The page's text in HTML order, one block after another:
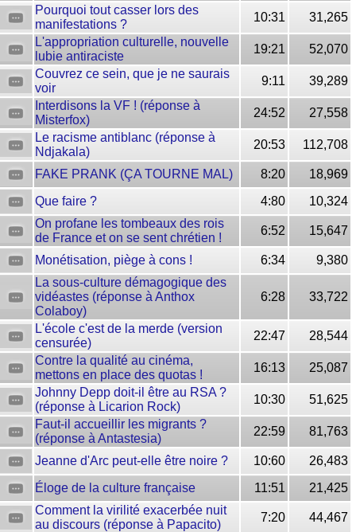
Pourquoi tout casser lors des
manifestations ?
10:31
31,265
L'appropriation culturelle, nouvelle
lubie antiraciste
19:21
52,070
Couvrez ce sein, que je ne saurais
voir
9:11
39,289
Interdisons la VF ! (réponse à
Misterfox)
24:52
27,558
Le racisme antiblanc (réponse à
Ndjakala)
20:53 112,708
FAKE PRANK (ÇA TOURNE MAL) 8:20
18,969
Que faire ?
4:80
10,324
On profane les tombeaux des rois
de France et on se sent chrétien !
6:52 15,647
Monétisation, piège à cons ! 6:34
9,380
La sous-culture démagogique des
vidéastes (réponse à Anthox
Colaboy)
6:28 33,722
L'école c'est de la merde (version
censurée)
22:47
28,544
Contre la qualité au cinéma,
mettons en place des quotas !
16:13
25,087
Johnny Depp doit-il être au RSA ?
(réponse à Licarion Rock)
10:30
51,625
Faut-il accueillir les migrants ?
(réponse à Antastesia)
22:59 81,763
Jeanne d'Arc peut-elle être noire ? 10:60
26,483
Éloge de la culture française
11:51
21,425
Comment la virilité exacerbée nuit
au discours (réponse à Papacito)
7:20
44,467